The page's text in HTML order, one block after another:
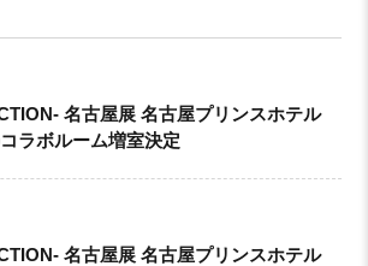
名古屋展 名古屋プリンスホテル
ラボルーム増室決定
名古屋展 名古屋プリンスホテル